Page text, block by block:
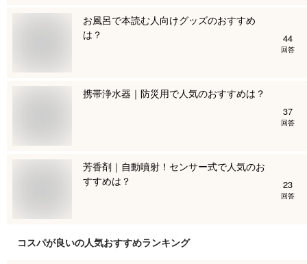
お風呂で本読む人向けグッズのおすすめ
は？
44
回答
携帯浄水器｜防災用で人気のおすすめは？
37
回答
芳香剤｜自動噴射！センサー式で人気のお
すすめは？
23
回答
コスパが良いの人気おすすめランキング